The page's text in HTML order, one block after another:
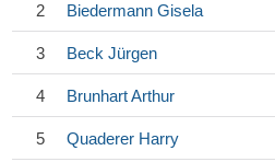
2 Biedermann Gisela
3 Beck Jürgen
4 BrunhartArthur
5 Quaderer Harry